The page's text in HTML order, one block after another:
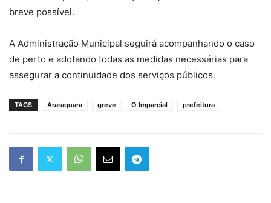
breve possível.
A Administração Municipal seguirá acompanhando o caso
de perto e adotando todas as medidas necessárias para
assegurar a continuidade dos serviços públicos.
TAGS Araraquara greve O Imparcial prefeitura